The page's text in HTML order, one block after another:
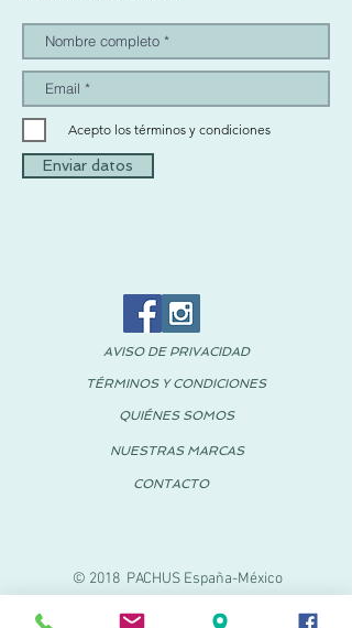
Acepto los términos y condiciones
Enviar datos
© 2018 PACHUS España-México
AVISO DE PRIVACIDAD
TÉRMINOS Y CONDICIONES
QUIÉNES SOMOS
NUESTRAS MARCAS
CONTACTO
PACHUS VINARÒS